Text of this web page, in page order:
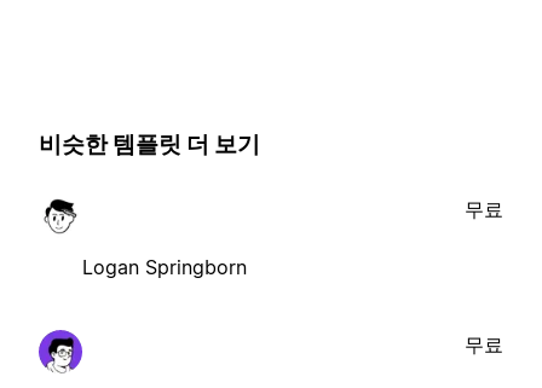
비슷한 템플릿 더 보기
Logan Springborn
무료
무료